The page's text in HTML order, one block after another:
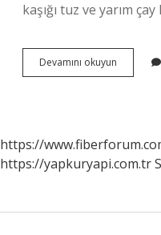
kaşığı tuz ve yarım
Devamını okuyun
Tadı
https://
https://yapkuryapi.com.tr